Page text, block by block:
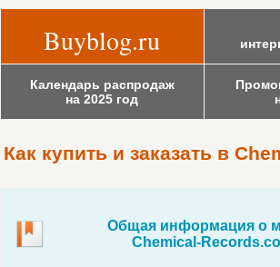
Buyblog.ru
Календарь распродаж
на 2025 год
Как купить и заказать в
Общая информация о
Chemical-